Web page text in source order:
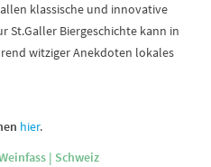
klassische und innovative
St.Galler Biergeschichte kann in
witziger Anekdoten lokales
hier.
| Schweiz